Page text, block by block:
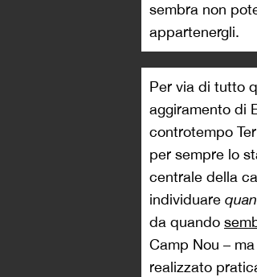
sembra non
appartenergli.
Per via di tutto
aggiramento di
controtempo
per sempre lo
centrale della
individuare
da quando
Camp Nou –
realizzato